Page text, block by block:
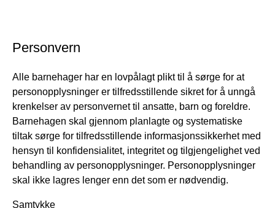
Personvern
Alle barnehager har en lovpålagt plikt til å sørge for at
personopplysninger er tilfredsstillende sikret for å unngå
krenkelser av personvernet til ansatte, barn og foreldre.
Barnehagen skal gjennom planlagte og systematiske
tiltak sørge for tilfredsstillende informasjonssikkerhet med
hensyn til konfidensialitet, integritet og tilgjengelighet ved
behandling av personopplysninger. Personopplysninger
skal ikke lagres lenger enn det som er nødvendig.
Samtykke